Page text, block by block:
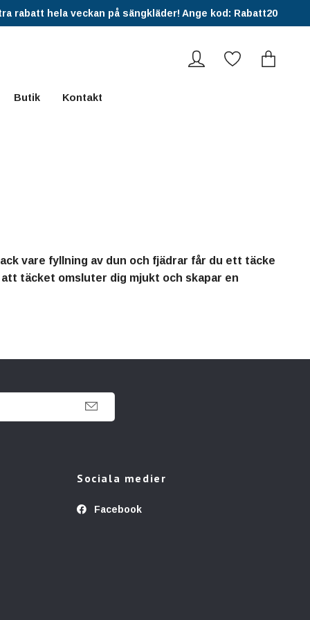
rabatt hela veckan på sängkläder! Ange kod: Rabatt20
Butik Kontakt
vare fyllning av dun och fjädrar får du ett täcke
täcket omsluter dig mjukt och skapar en
Sociala medier
Facebook